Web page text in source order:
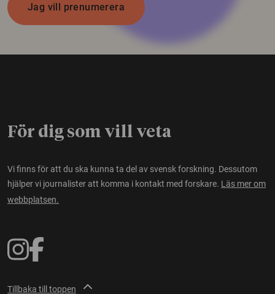
Jag vill prenumerera
För dig som vill veta
Vi finns för att du ska kunna ta del av svensk forskning. Dessutom
hjälper vi journalister att komma i kontakt med forskare. Läs mer om
webbplatsen.
Tillbaka till toppen